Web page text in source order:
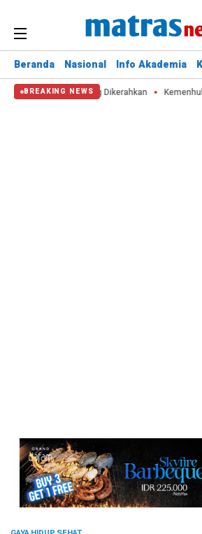
Beranda Nasional Info Akademia
BREAKING NEWS
Water Bombing Dikerahkan Kemenhub